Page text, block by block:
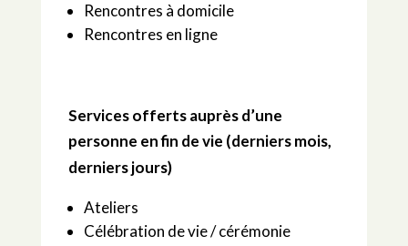
Rencontres à domicile
Rencontres en ligne
Services offerts auprès d’une
personne en fin de vie (derniers mois,
derniers jours)
Ateliers
Célébration de vie / cérémonie